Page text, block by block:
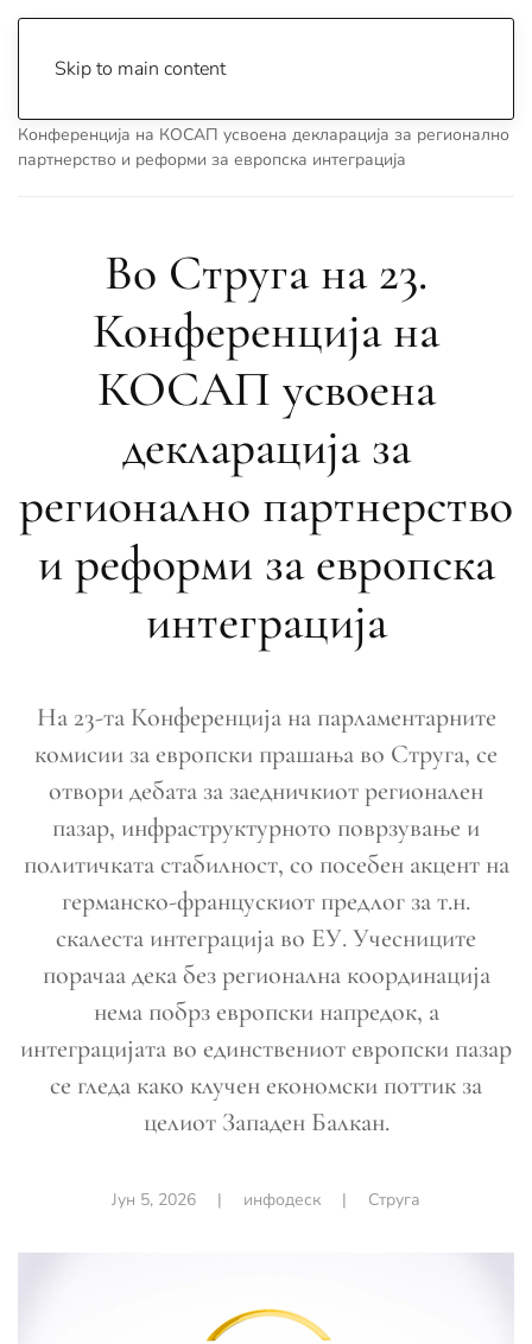
Skip to main content
Конференција на КОСАП усвоена декларација за регионално
партнерство и реформи за европска интеграција
Во Струга на 23.
Конференција на
КОСАП усвоена
декларација за
регионално партнерство
и реформи за европска
интеграција
На 23-та Конференција на парламентарните
комисии за европски прашања во Струга, се
отвори дебата за заедничкиот регионален
пазар, инфраструктурното поврзување и
политичката стабилност, со посебен акцент на
германско-францускиот предлог за т.н.
скалеста интеграција во ЕУ. Учесниците
порачаа дека без регионална координација
нема побрз европски напредок, а
интеграцијата во единствениот европски пазар
се гледа како клучен економски поттик за
целиот Западен Балкан.
Јун 5, 2026 | инфодеск | Струга